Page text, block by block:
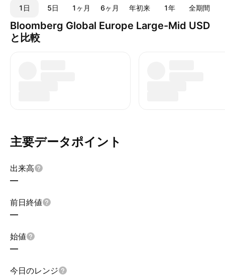
1日 5日 1ヶ月 6ヶ月 年初来 1年 全期間
Bloomberg Global Europe Large-Mid USD
と比較
主要データポイント
出来高
—
前日終値
—
始値
—
今日のレンジ